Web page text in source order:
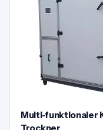
Multi-funktionaler